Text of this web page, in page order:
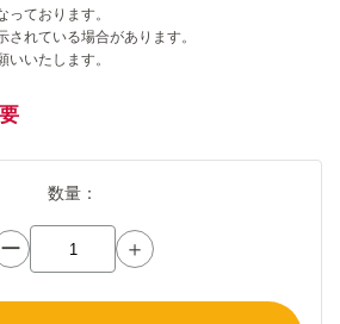
ております。
れている場合があります。
いたします。
数量：
ー ＋